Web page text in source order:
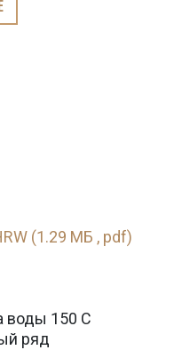
(1.29 МБ , pdf)
воды 150 C
ряд